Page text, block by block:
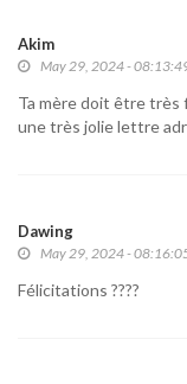
Akim
May 29, 2024 -
Ta mère doit être
une très jolie lettre
Dawing
May 29, 2024 -
Félicitations ????